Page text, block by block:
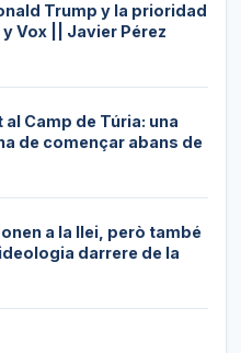
Trump y la prioridad
Vox || Javier Pérez
Camp de Túria: una
de començar abans de
a la llei, però també
darrere de la